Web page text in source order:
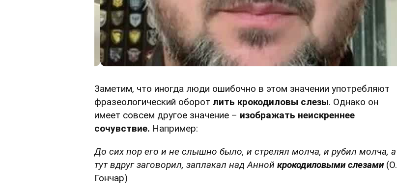
Заметим, что иногда люди ошибочно в этом значении употребляют
фразеологический оборот лить крокодиловы слезы. Однако он
имеет совсем другое значение – изображать неискреннее
сочувствие. Например:
До сих пор его и не слышно было, и стрелял молча, и рубил молча, а
тут вдруг заговорил, заплакал над Анной крокодиловыми слезами(О.
Гончар)